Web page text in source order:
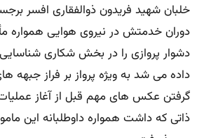
خلبان شهید فریدون ذوالفقاری افسر
دوران خدمتش در نیروی هوایی همواره
دشوار پروازی را در بخش شكاری شناسایی
داده می ‌شد به ویژه پرواز بر فراز جبهه
گرفتن عكس های مهم قبل از آغاز
ذاتی كه داشت همواره داوطلبانه این